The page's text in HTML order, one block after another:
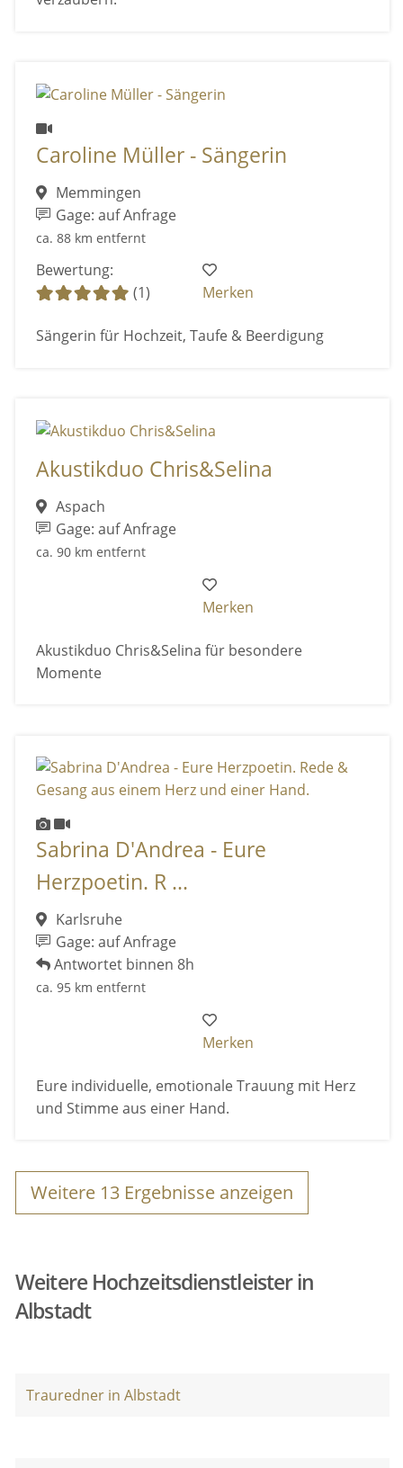
Caroline Müller - Sängerin
Memmingen
Gage: auf Anfrage
ca. 88 km entfernt
Bewertung:
(1)
Merken
Sängerin für Hochzeit, Taufe & Beerdigung
Akustikduo Chris&Selina
Aspach
Gage: auf Anfrage
ca. 90 km entfernt
Merken
Akustikduo Chris&Selina für besondere
Momente
Sabrina D'Andrea - Eure
Herzpoetin. R ...
Karlsruhe
Gage: auf Anfrage
Antwortet binnen 8h
ca. 95 km entfernt
Merken
Eure individuelle, emotionale Trauung mit Herz
und Stimme aus einer Hand.
Weitere 13 Ergebnisse anzeigen
Weitere Hochzeitsdienstleister in
Albstadt
Trauredner in Albstadt